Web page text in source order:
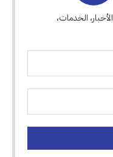
الخدمات،